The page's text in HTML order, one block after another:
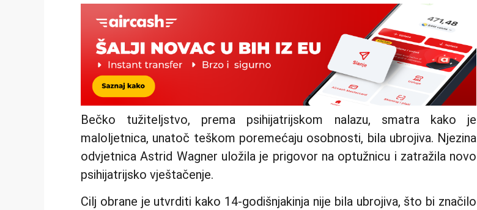
Bečko tužiteljstvo, prema psihijatrijskom nalazu, smatra kako je
maloljetnica, unatoč teškom poremećaju osobnosti, bila ubrojiva. Njezina
odvjetnica Astrid Wagner uložila je prigovor na optužnicu i zatražila novo
psihijatrijsko vještačenje.
Cilj obrane je utvrditi kako 14-godišnjakinja nije bila ubrojiva, što bi značilo